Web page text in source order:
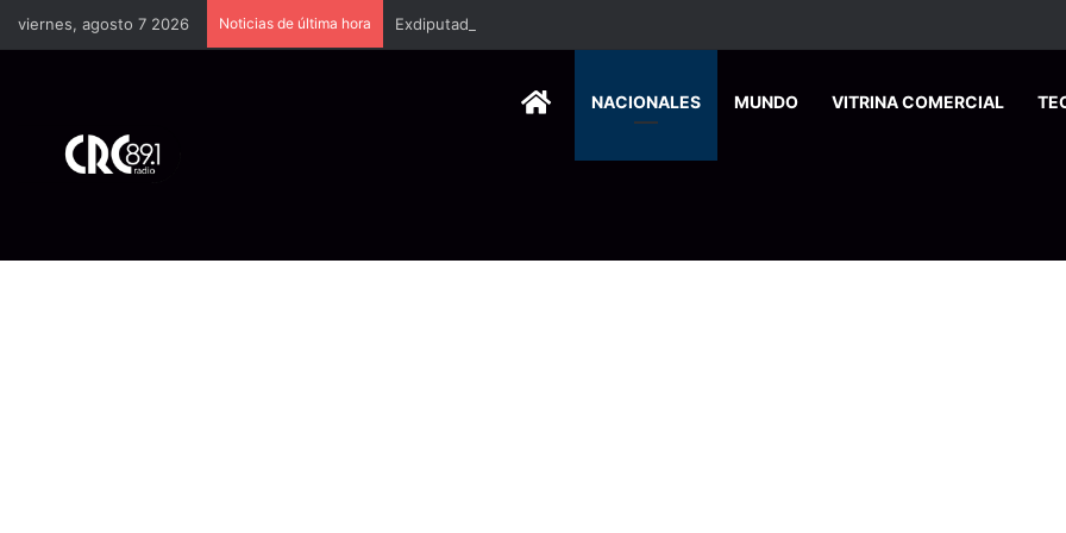
viernes, agosto 7 2026 Noticias de última hora
HOMENACIONALES MUNDO VITRINA COMERCIAL